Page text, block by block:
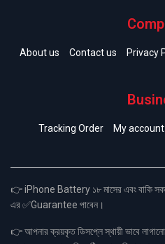
About us Contact us Privacy
Tracking Order My account
👉 iPhone Battery ১৮ মাসের এবং বাকি
এর ✅Guarantee পাবেন।
👉 আপনার ক্রয়কৃত ডিসপ্লে স্থায়ী ভাবে